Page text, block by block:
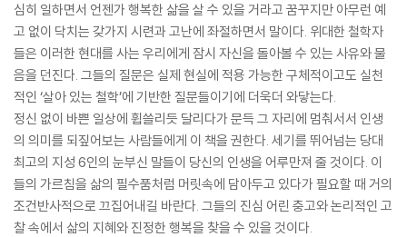
심히 일하면서 언젠가 행복한 삶을 살 수 있을 거라고 꿈꾸지만 아무런 예
고 없이 닥치는 갖가지 시련과 고난에 좌절하면서 말이다. 위대한 철학자
들은 이러한 현대를 사는 우리에게 잠시 자신을 돌아볼 수 있는 사유와 물
음을 던진다. 그들의 질문은 실제 현실에 적용 가능한 구체적이고도 실천
적인 ‘살아 있는 철학’에 기반한 질문들이기에 더욱더 와닿는다.
정신 없이 바쁜 일상에 휩쓸리듯 달리다가 문득 그 자리에 멈춰서서 인생
의 의미를 되짚어보는 사람들에게 이 책을 권한다. 세기를 뛰어넘는 당대
최고의 지성 6인의 눈부신 말들이 당신의 인생을 어루만져 줄 것이다. 이
들의 가르침을 삶의 필수품처럼 머릿속에 담아두고 있다가 필요할 때 거의
조건반사적으로 끄집어내길 바란다. 그들의 진심 어린 충고와 논리적인 고
찰 속에서 삶의 지혜와 진정한 행복을 찾을 수 있을 것이다.